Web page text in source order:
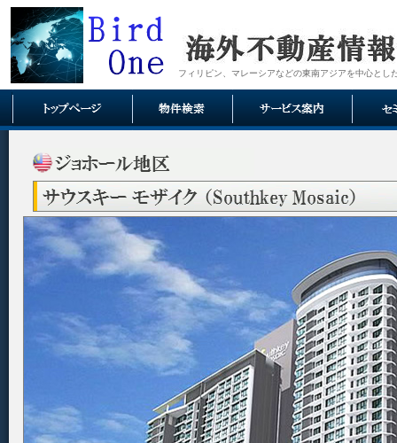
フィリピン、マレーシアなどの東南アジアを中心とし